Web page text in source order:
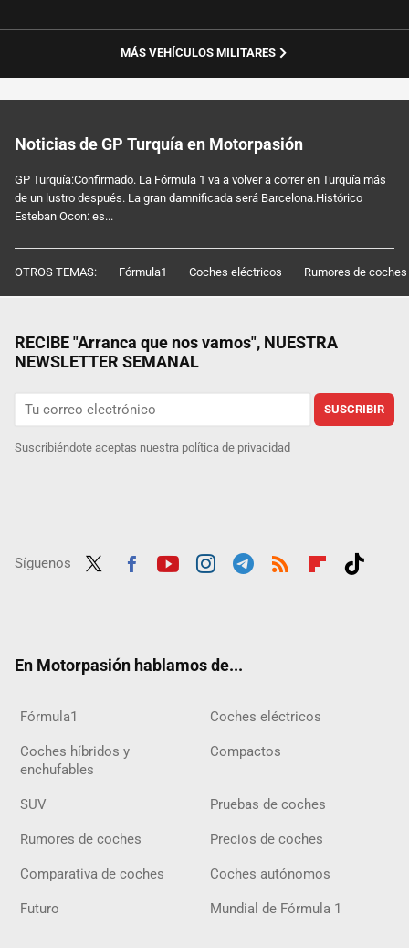
MÁS VEHÍCULOS MILITARES
Noticias de GP Turquía en Motorpasión
GP Turquía:Confirmado. La Fórmula 1 va a volver a correr en Turquía más
de un lustro después. La gran damnificada será Barcelona.Histórico
Esteban Ocon: es...
OTROS TEMAS: Fórmula1 Coches eléctricos Rumores de coches
RECIBE "Arranca que nos vamos", NUESTRA
NEWSLETTER SEMANAL
SUSCRIBIR
Suscribiéndote aceptas nuestra política de privacidad
Síguenos
En Motorpasión hablamos de...
Fórmula1 Coches eléctricos
Coches híbridos y
enchufables
Compactos
SUV Pruebas de coches
Rumores de coches Precios de coches
Comparativa de coches Coches autónomos
Futuro Mundial de Fórmula 1